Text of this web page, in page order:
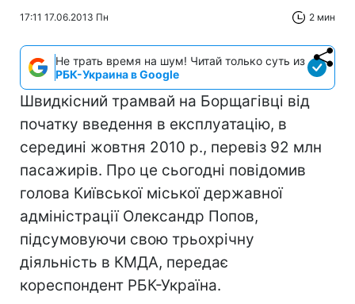
17:11 17.06.2013 Пн 2 мин
Не трать время на шум! Читай только суть из
РБК-Украина в Google
Швидкісний трамвай на Борщагівці від
початку введення в експлуатацію, в
середині жовтня 2010 р., перевіз 92 млн
пасажирів. Про це сьогодні повідомив
голова Київської міської державної
адміністрації Олександр Попов,
підсумовуючи свою трьохрічну
діяльність в КМДА, передає
кореспондент РБК-Україна.